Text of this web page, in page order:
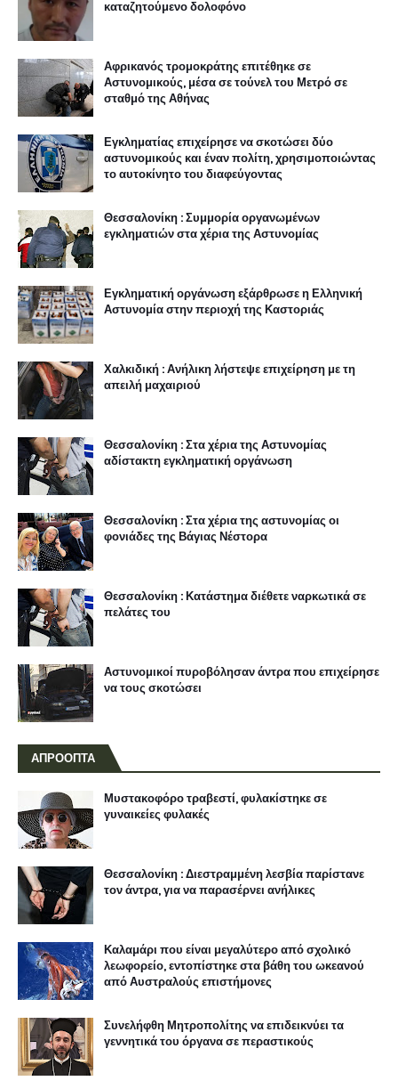
καταζητούμενο δολοφόνο
Αφρικανός τρομοκράτης επιτέθηκε σε
Αστυνομικούς, μέσα σε τούνελ του Μετρό σε
σταθμό της Αθήνας
Εγκληματίας επιχείρησε να σκοτώσει δύο
αστυνομικούς και έναν πολίτη, χρησιμοποιώντας
το αυτοκίνητο του διαφεύγοντας
Θεσσαλονίκη : Συμμορία οργανωμένων
εγκληματιών στα χέρια της Αστυνομίας
Εγκληματική οργάνωση εξάρθρωσε η Ελληνική
Αστυνομία στην περιοχή της Καστοριάς
Χαλκιδική : Ανήλικη λήστεψε επιχείρηση με τη
απειλή μαχαιριού
Θεσσαλονίκη : Στα χέρια της Αστυνομίας
αδίστακτη εγκληματική οργάνωση
Θεσσαλονίκη : Στα χέρια της αστυνομίας οι
φονιάδες της Βάγιας Νέστορα
Θεσσαλονίκη : Κατάστημα διέθετε ναρκωτικά σε
πελάτες του
Αστυνομικοί πυροβόλησαν άντρα που επιχείρησε
να τους σκοτώσει
ΑΠΡΟΟΠΤΑ
Μυστακοφόρο τραβεστί, φυλακίστηκε σε
γυναικείες φυλακές
Θεσσαλονίκη : Διεστραμμένη λεσβία παρίστανε
τον άντρα, για να παρασέρνει ανήλικες
Καλαμάρι που είναι μεγαλύτερο από σχολικό
λεωφορείο, εντοπίστηκε στα βάθη του ωκεανού
από Αυστραλούς επιστήμονες
Συνελήφθη Μητροπολίτης να επιδεικνύει τα
γεννητικά του όργανα σε περαστικούς